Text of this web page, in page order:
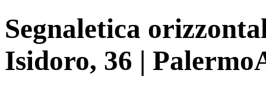
Segnaletica
Isidoro, 36 |